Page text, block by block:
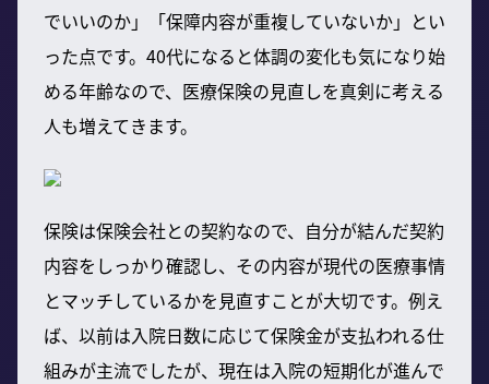
でいいのか」「保障内容が重複していないか」とい
った点です。40代になると体調の変化も気になり始
める年齢なので、医療保険の見直しを真剣に考える
人も増えてきます。
保険は保険会社との契約なので、自分が結んだ契約
内容をしっかり確認し、その内容が現代の医療事情
とマッチしているかを見直すことが大切です。例え
ば、以前は入院日数に応じて保険金が支払われる仕
組みが主流でしたが、現在は入院の短期化が進んで